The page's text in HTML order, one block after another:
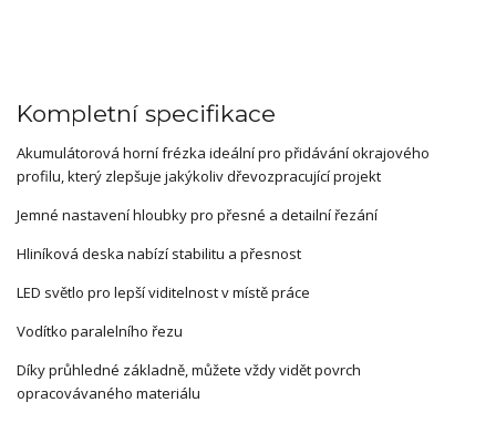
Kompletní specifikace
Akumulátorová horní frézka ideální pro přidávání okrajového
profilu, který zlepšuje jakýkoliv dřevozpracující projekt
Jemné nastavení hloubky pro přesné a detailní řezání
Hliníková deska nabízí stabilitu a přesnost
LED světlo pro lepší viditelnost v místě práce
Vodítko paralelního řezu
Díky průhledné základně, můžete vždy vidět povrch
opracovávaného materiálu